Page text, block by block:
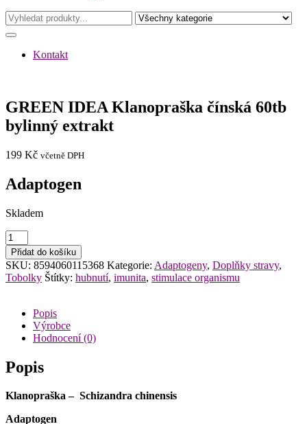
Kontakt
GREEN IDEA Klanopraška čínská 60tb
bylinný extrakt
199 Kč včetně DPH
Adaptogen
Skladem
GREEN
IDEA
Klanopraška
čínská
60tb
extrakt
množství
Přidat do košíku
SKU: 8594060115368 Kategorie: Adaptogeny, Doplňky stravy,
Tobolky Štítky: hubnutí, imunita, stimulace organismu
Popis
Výrobce
Hodnocení (0)
Popis
Klanopraška – Schizandra chinensis
Adaptogen